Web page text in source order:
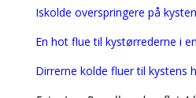
Iskolde overspringere på kysten
En hot flue til kystørrederne i
Dirrerne kolde fluer til kystens